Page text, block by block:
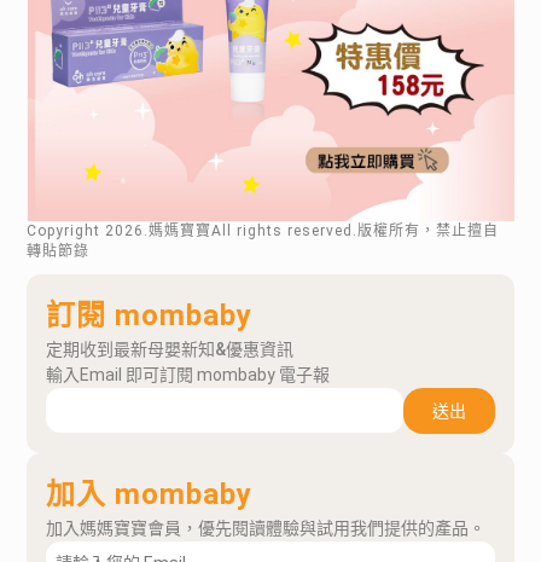
Copyright 2026 .媽媽寶寶All rights reserved.版權所有，禁止擅自
轉貼節錄
訂閱 mombaby
定期收到最新母嬰新知&優惠資訊
輸入Email 即可訂閱 mombaby 電子報
送出
加入 mombaby
加入媽媽寶寶會員，優先閱讀體驗與試用我們提供的產品。